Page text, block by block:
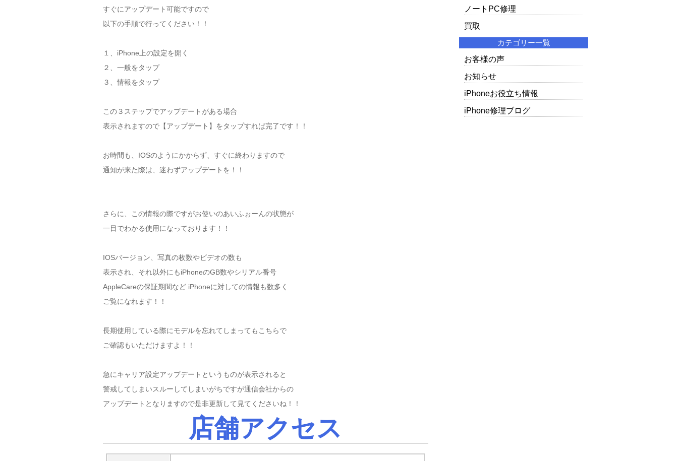
すぐにアップデート可能ですので
以下の手順で行ってください！！
１、iPhone上の設定を開く
２、一般をタップ
３、情報をタップ
この３ステップでアップデートがある場合
表示されますので【アップデート】をタップすれば完了です！！
お時間も、IOSのようにかからず、すぐに終わりますので
通知が来た際は、迷わずアップデートを！！
さらに、この情報の際ですがお使いのあいふぉーんの状態が
一目でわかる使用になっております！！
IOSバージョン、写真の枚数やビデオの数も
表示され、それ以外にもiPhoneのGB数やシリアル番号
AppleCareの保証期間など iPhoneに対しての情報も数多く
ご覧になれます！！
長期使用している際にモデルを忘れてしまってもこちらで
ご確認もいただけますよ！！
急にキャリア設定アップデートというものが表示されると
警戒してしまいスルーしてしまいがちですが通信会社からの
アップデートとなりますので是非更新して見てくださいね！！
店舗アクセス
ノートPC修理
買取
カテゴリー一覧
お客様の声
お知らせ
iPhoneお役立ち情報
iPhone修理ブログ